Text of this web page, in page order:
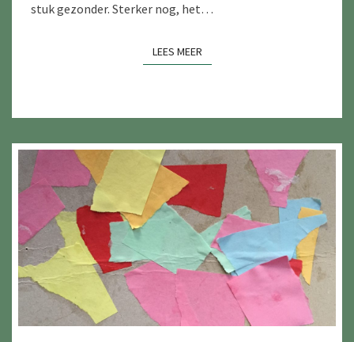
stuk gezonder. Sterker nog, het…
LEES MEERLEES MEER